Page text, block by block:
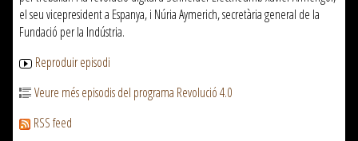
el seu vicepresident a Espanya, i Núria Aymerich, secretària general de la
Fundació per la Indústria.
Reproduir episodi
Veure més episodis del programa Revolució 4.0
RSS feed